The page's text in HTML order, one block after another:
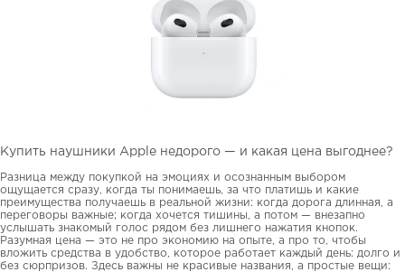
Купить наушники Apple недорого — и какая цена выгоднее?
Разница между покупкой на эмоциях и осознанным выбором
ощущается сразу, когда ты понимаешь, за что платишь и какие
преимущества получаешь в реальной жизни: когда дорога длинная, а
переговоры важные; когда хочется тишины, а потом — внезапно
услышать знакомый голос рядом без лишнего нажатия кнопок.
Разумная цена — это не про экономию на опыте, а про то, чтобы
вложить средства в удобство, которое работает каждый день: долго и
без сюрпризов. Здесь важны не красивые названия, а простые вещи: